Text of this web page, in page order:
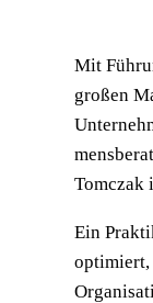
Mit
gro­ßen
Tomc­zak
Ein